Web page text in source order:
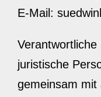
E-Mail:
juristische
gemeinsam mit